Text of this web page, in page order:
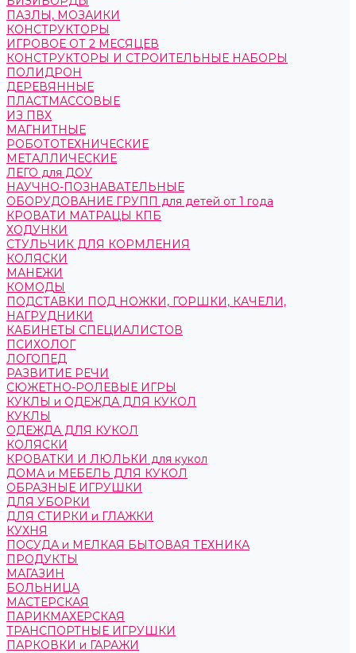
ПАЗЛЫ, МОЗАИКИ
КОНСТРУКТОРЫ
ИГРОВОЕ ОТ 2 МЕСЯЦЕВ
КОНСТРУКТОРЫ И СТРОИТЕЛЬНЫЕ НАБОРЫ
ПОЛИДРОН
ДЕРЕВЯННЫЕ
ПЛАСТМАССОВЫЕ
ИЗ ПВХ
МАГНИТНЫЕ
РОБОТОТЕХНИЧЕСКИЕ
МЕТАЛЛИЧЕСКИЕ
ЛЕГО для ДОУ
НАУЧНО-ПОЗНАВАТЕЛЬНЫЕ
ОБОРУДОВАНИЕ ГРУПП для детей от 1 года
КРОВАТИ МАТРАЦЫ КПБ
ХОДУНКИ
СТУЛЬЧИК ДЛЯ КОРМЛЕНИЯ
КОЛЯСКИ
МАНЕЖИ
КОМОДЫ
ПОДСТАВКИ ПОД НОЖКИ, ГОРШКИ, КАЧЕЛИ,
НАГРУДНИКИ
КАБИНЕТЫ СПЕЦИАЛИСТОВ
ПСИХОЛОГ
ЛОГОПЕД
РАЗВИТИЕ РЕЧИ
СЮЖЕТНО-РОЛЕВЫЕ ИГРЫ
КУКЛЫ и ОДЕЖДА ДЛЯ КУКОЛ
КУКЛЫ
ОДЕЖДА ДЛЯ КУКОЛ
КОЛЯСКИ
КРОВАТКИ И ЛЮЛЬКИ для кукол
ДОМА и МЕБЕЛЬ ДЛЯ КУКОЛ
ОБРАЗНЫЕ ИГРУШКИ
ДЛЯ УБОРКИ
ДЛЯ СТИРКИ и ГЛАЖКИ
КУХНЯ
ПОСУДА и МЕЛКАЯ БЫТОВАЯ ТЕХНИКА
ПРОДУКТЫ
МАГАЗИН
БОЛЬНИЦА
МАСТЕРСКАЯ
ПАРИКМАХЕРСКАЯ
ТРАНСПОРТНЫЕ ИГРУШКИ
ПАРКОВКИ и ГАРАЖИ